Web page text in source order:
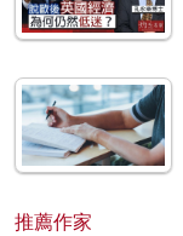
推薦作家